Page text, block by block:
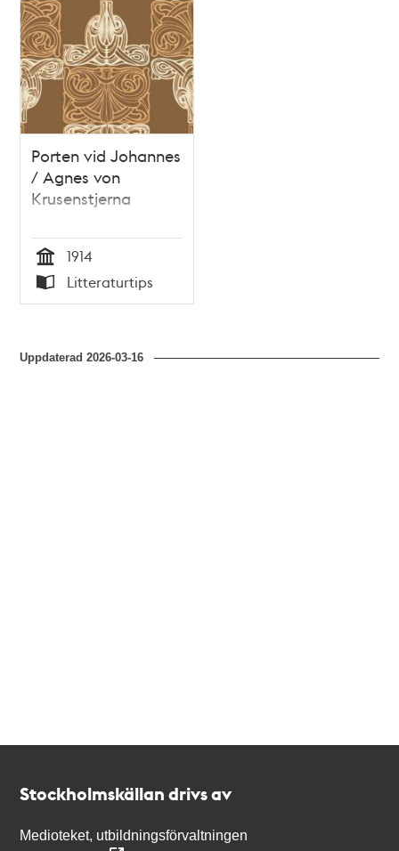
Porten vid Johannes
/ Agnes von
Krusenstjerna
Tid
1914
Typ
Litteraturtips
Uppdaterad2026-03-16
Stockholmskällan drivs av
Medioteket, utbildningsförvaltningen